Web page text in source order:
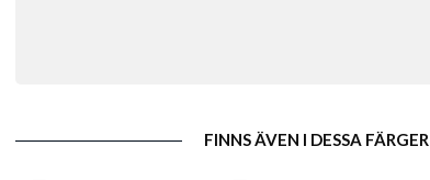
FINNS ÄVEN I DESSA FÄRGER